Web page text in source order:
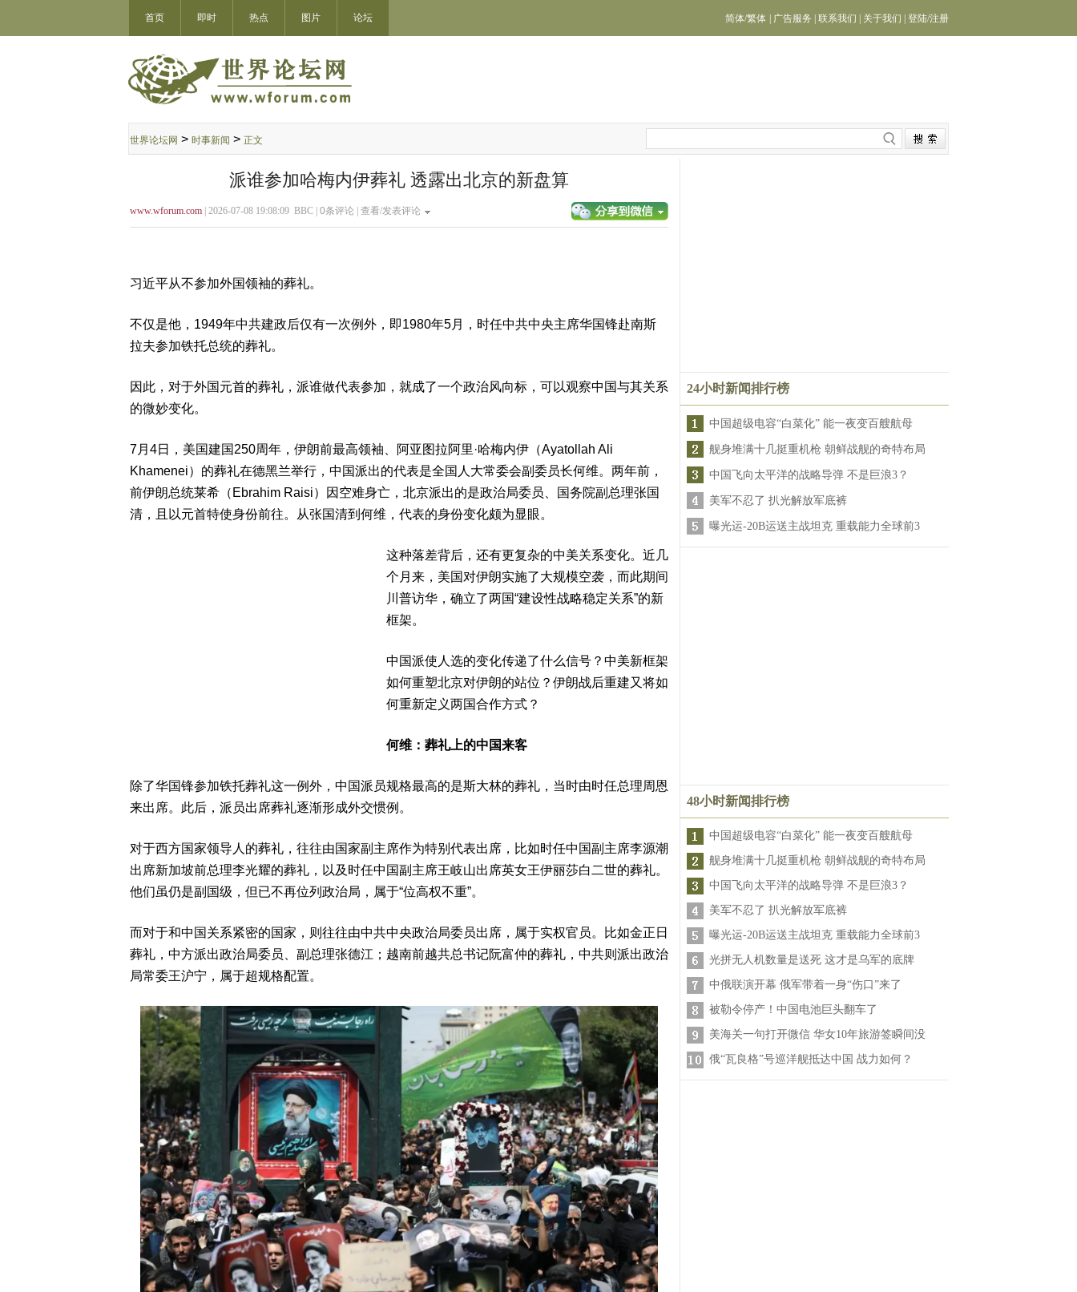
首页 即时 热点 图片 论坛 简体/繁体 广告服务 联系我们 关于我们 登陆/注册
世界论坛网 > 时事新闻 > 正文
派谁参加哈梅内伊葬礼 透露出北京的新盘算
www.wforum.com | 2026-07-08 19:08:09 BBC | 0条评论 | 查看/发表评论
习近平从不参加外国领袖的葬礼。
不仅是他，1949年中共建政后仅有一次例外，即1980年5月，时任中共中央主席华国锋赴南斯
拉夫参加铁托总统的葬礼。
因此，对于外国元首的葬礼，派谁做代表参加，就成了一个政治风向标，可以观察中国与其关系
的微妙变化。
7月4日，美国建国250周年，伊朗前最高领袖、阿亚图拉阿里·哈梅内伊（Ayatollah Ali
Khamenei）的葬礼在德黑兰举行，中国派出的代表是全国人大常委会副委员长何维。两年前，
前伊朗总统莱希（Ebrahim Raisi）因空难身亡，北京派出的是政治局委员、国务院副总理张国
清，且以元首特使身份前往。从张国清到何维，代表的身份变化颇为显眼。
这种落差背后，还有更复杂的中美关系变化。近几
个月来，美国对伊朗实施了大规模空袭，而此期间
川普访华，确立了两国“建设性战略稳定关系”的新
框架。
中国派使人选的变化传递了什么信号？中美新框架
如何重塑北京对伊朗的站位？伊朗战后重建又将如
何重新定义两国合作方式？
何维：葬礼上的中国来客
除了华国锋参加铁托葬礼这一例外，中国派员规格最高的是斯大林的葬礼，当时由时任总理周恩
来出席。此后，派员出席葬礼逐渐形成外交惯例。
对于西方国家领导人的葬礼，往往由国家副主席作为特别代表出席，比如时任中国副主席李源潮
出席新加坡前总理李光耀的葬礼，以及时任中国副主席王岐山出席英女王伊丽莎白二世的葬礼。
他们虽仍是副国级，但已不再位列政治局，属于“位高权不重”。
而对于和中国关系紧密的国家，则往往由中共中央政治局委员出席，属于实权官员。比如金正日
葬礼，中方派出政治局委员、副总理张德江；越南前越共总书记阮富仲的葬礼，中共则派出政治
局常委王沪宁，属于超规格配置。
24小时新闻排行榜
中国超级电容“白菜化” 能一夜变百艘航母
舰身堆满十几挺重机枪 朝鲜战舰的奇特布局
中国飞向太平洋的战略导弹 不是巨浪3？
美军不忍了 扒光解放军底裤
曝光运-20B运送主战坦克 重载能力全球前3
48小时新闻排行榜
中国超级电容“白菜化” 能一夜变百艘航母
舰身堆满十几挺重机枪 朝鲜战舰的奇特布局
中国飞向太平洋的战略导弹 不是巨浪3？
美军不忍了 扒光解放军底裤
曝光运-20B运送主战坦克 重载能力全球前3
光拼无人机数量是送死 这才是乌军的底牌
中俄联演开幕 俄军带着一身“伤口”来了
被勒令停产！中国电池巨头翻车了
美海关一句打开微信 华女10年旅游签瞬间没
俄“瓦良格”号巡洋舰抵达中国 战力如何？